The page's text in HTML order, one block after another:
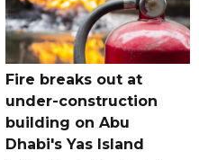
Fire breaks out at
under-construction
building on Abu
Dhabi's Yas Island